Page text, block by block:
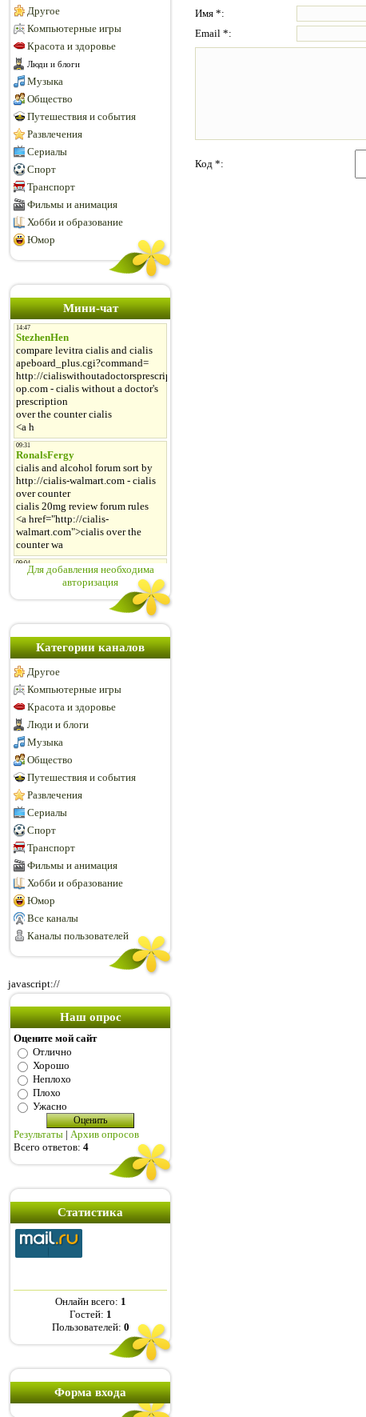
Другое
Компьютерные игры
Красота и здоровье
Люди и блоги
Музыка
Общество
Путешествия и события
Развлечения
Сериалы
Спорт
Транспорт
Фильмы и анимация
Хобби и образование
Юмор
Мини-чат
Для добавления необходима
авторизация
Категории каналов
Другое
Компьютерные игры
Красота и здоровье
Люди и блоги
Музыка
Общество
Путешествия и события
Развлечения
Сериалы
Спорт
Транспорт
Фильмы и анимация
Хобби и образование
Юмор
Все каналы
Каналы пользователей
javascript://
Наш опрос
Оцените мой сайт
Отлично
Хорошо
Неплохо
Плохо
Ужасно
Результаты | Архив опросов
Всего ответов: 4
Статистика
Онлайн всего: 1
Гостей: 1
Пользователей: 0
Форма входа
Имя *:
Email *:
Код *: